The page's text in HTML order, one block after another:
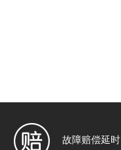
故障赔偿延时